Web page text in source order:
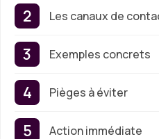
Les canaux de
Exemples concrets
Pièges à éviter
Action immédiate